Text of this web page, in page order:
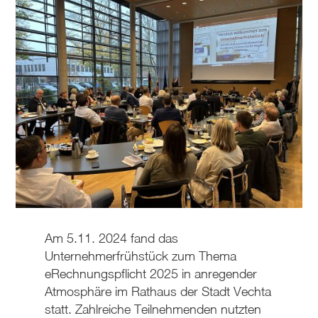
Am 5.11. 2024 fand das
Unternehmerfrühstück zum Thema
eRechnungspflicht 2025 in anregender
Atmosphäre im Rathaus der Stadt Vechta
statt. Zahlreiche Teilnehmenden nutzten